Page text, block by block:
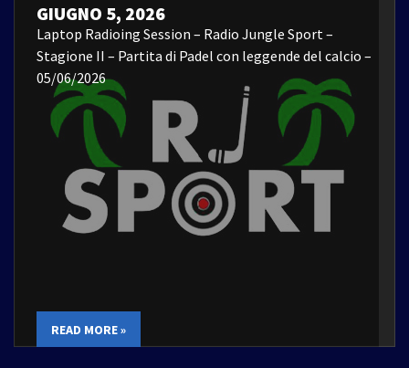
GIUGNO 5, 2026
Laptop Radioing Session – Radio Jungle Sport –
Stagione II – Partita di Padel con leggende del calcio –
05/06/2026
READ MORE »